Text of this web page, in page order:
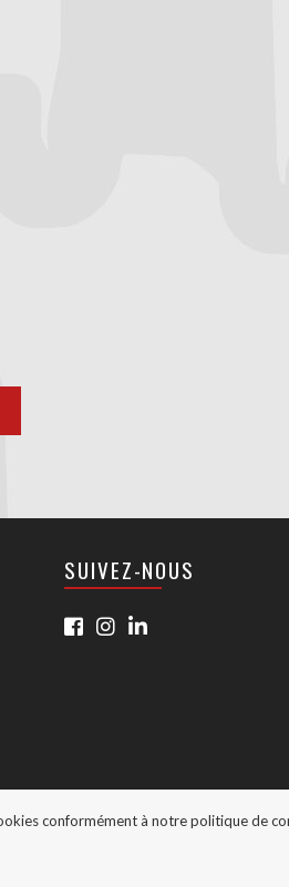
SUIVEZ-NOUS
conformément à notre politique de